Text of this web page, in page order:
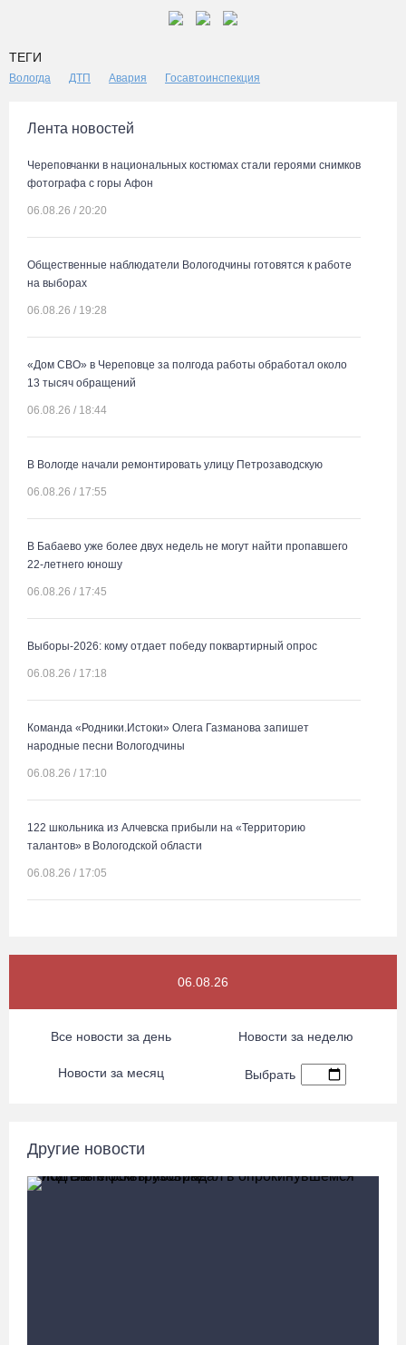
ТЕГИ
Вологда ДТП Авария Госавтоинспекция
Лента новостей
Череповчанки в национальных костюмах стали героями снимков
фотографа с горы Афон
06.08.26 / 20:20
Общественные наблюдатели Вологодчины готовятся к работе
на выборах
06.08.26 / 19:28
«Дом СВО» в Череповце за полгода работы обработал около
13 тысяч обращений
06.08.26 / 18:44
В Вологде начали ремонтировать улицу Петрозаводскую
06.08.26 / 17:55
В Бабаево уже более двух недель не могут найти пропавшего
22-летнего юношу
06.08.26 / 17:45
Выборы-2026: кому отдает победу поквартирный опрос
06.08.26 / 17:18
Команда «Родники.Истоки» Олега Газманова запишет
народные песни Вологодчины
06.08.26 / 17:10
122 школьника из Алчевска прибыли на «Территорию
талантов» в Вологодской области
06.08.26 / 17:05
Вологжане смогут сводить родителей в музей Китая со скидкой
06.08.26
Все новости за день Новости за неделю
Новости за месяц Выбрать
Другие новости